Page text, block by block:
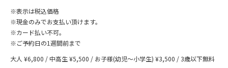
※表示は税込価格
※現金のみでお支払い頂けます。
※カード払い不可。
※ご予約日の1週間前まで
大人 ¥6,800 / 中高生 ¥5,500 / お子様(幼児〜小学生) ¥3,500 / 3歳以下無料